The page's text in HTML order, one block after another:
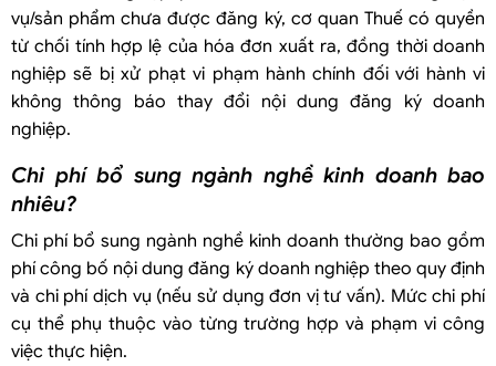
vụ/sản phẩm chưa được đăng ký, cơ quan Thuế có quyền
từ chối tính hợp lệ của hóa đơn xuất ra, đồng thời doanh
nghiệp sẽ bị xử phạt vi phạm hành chính đối với hành vi
không thông báo thay đổi nội dung đăng ký doanh
nghiệp.
Chi phí bổ sung ngành nghề kinh doanh bao
nhiêu?
Chi phí bổ sung ngành nghề kinh doanh thường bao gồm
phí công bố nội dung đăng ký doanh nghiệp theo quy định
và chi phí dịch vụ (nếu sử dụng đơn vị tư vấn). Mức chi phí
cụ thể phụ thuộc vào từng trường hợp và phạm vi công
việc thực hiện.